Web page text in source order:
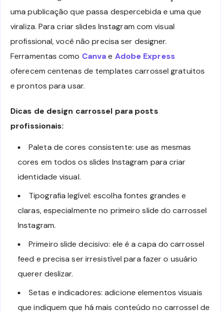
uma publicação que passa despercebida e uma que
viraliza. Para criar slides Instagram com visual
profissional, você não precisa ser designer.
Ferramentas como Canvae Adobe Express
oferecem centenas de templates carrossel gratuitos
e prontos para usar.
Dicas de design carrossel para posts
profissionais:
Paleta de cores consistente: use as mesmas
cores em todos os slides Instagram para criar
identidade visual.
Tipografia legível: escolha fontes grandes e
claras, especialmente no primeiro slide do carrossel
Instagram.
Primeiro slide decisivo: ele é a capa do carrossel
feed e precisa ser irresistível para fazer o usuário
querer deslizar.
Setas e indicadores: adicione elementos visuais
que indiquem que há mais conteúdo no carrossel de